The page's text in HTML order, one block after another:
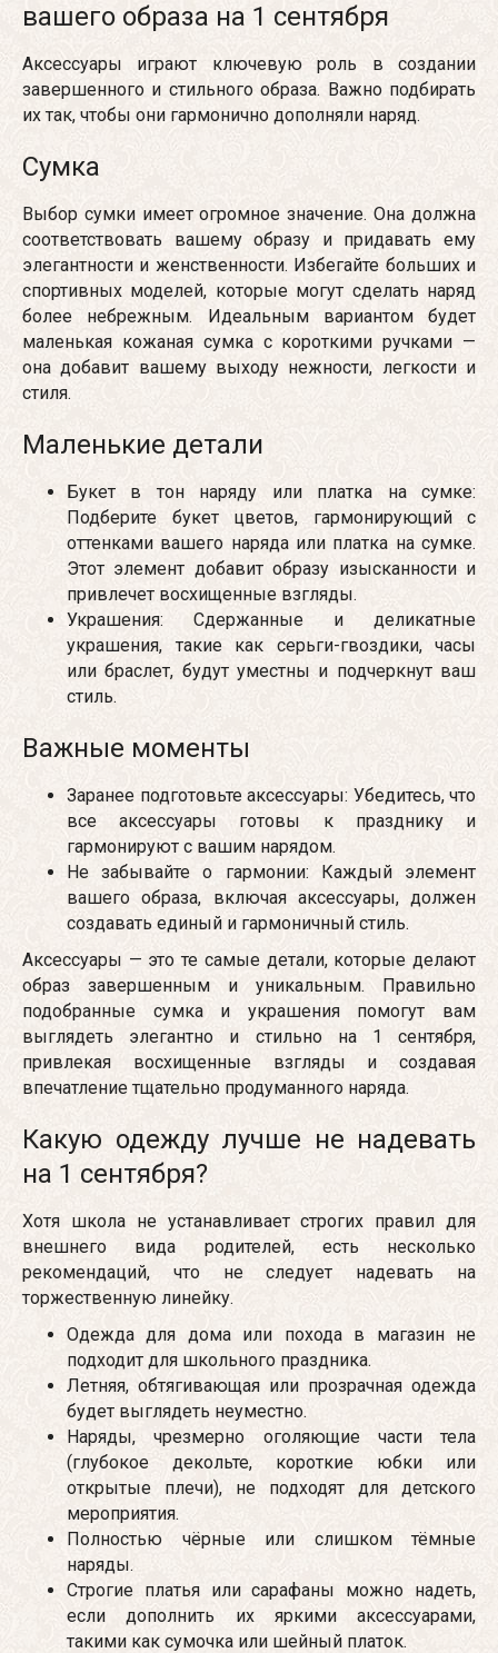
вашего образа на 1 сентября
Аксессуары играют ключевую роль в создании
завершенного и стильного образа. Важно подбирать
их так, чтобы они гармонично дополняли наряд.
Сумка
Выбор сумки имеет огромное значение. Она должна
соответствовать вашему образу и придавать ему
элегантности и женственности. Избегайте больших и
спортивных моделей, которые могут сделать наряд
более небрежным. Идеальным вариантом будет
маленькая кожаная сумка с короткими ручками —
она добавит вашему выходу нежности, легкости и
стиля.
Маленькие детали
Букет в тон наряду или платка на сумке:
Подберите букет цветов, гармонирующий с
оттенками вашего наряда или платка на сумке.
Этот элемент добавит образу изысканности и
привлечет восхищенные взгляды.
Украшения: Сдержанные и деликатные
украшения, такие как серьги-гвоздики, часы
или браслет, будут уместны и подчеркнут ваш
стиль.
Важные моменты
Заранее подготовьте аксессуары: Убедитесь, что
все аксессуары готовы к празднику и
гармонируют с вашим нарядом.
Не забывайте о гармонии: Каждый элемент
вашего образа, включая аксессуары, должен
создавать единый и гармоничный стиль.
Аксессуары — это те самые детали, которые делают
образ завершенным и уникальным. Правильно
подобранные сумка и украшения помогут вам
выглядеть элегантно и стильно на 1 сентября,
привлекая восхищенные взгляды и создавая
впечатление тщательно продуманного наряда.
Какую одежду лучше не надевать
на 1 сентября?
Хотя школа не устанавливает строгих правил для
внешнего вида родителей, есть несколько
рекомендаций, что не следует надевать на
торжественную линейку.
Одежда для дома или похода в магазин не
подходит для школьного праздника.
Летняя, обтягивающая или прозрачная одежда
будет выглядеть неуместно.
Наряды, чрезмерно оголяющие части тела
(глубокое декольте, короткие юбки или
открытые плечи), не подходят для детского
мероприятия.
Полностью чёрные или слишком тёмные
наряды.
Строгие платья или сарафаны можно надеть,
если дополнить их яркими аксессуарами,
такими как сумочка или шейный платок.